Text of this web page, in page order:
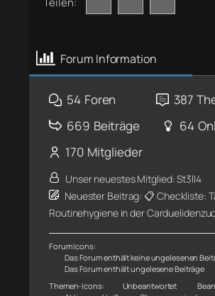
Forum Information
54 Foren 387
669 Beiträge 64
170 Mitglieder
Unser neuestes Mitglied:St3ll4
Neuester Beitrag:📋 Checkliste:
Routinehygiene in der
Forum Icons:
Das Forum enthält keine ungelesenen
Das Forum enthält ungelesene Beiträge
Themen-Icons:
Unbeantwortet